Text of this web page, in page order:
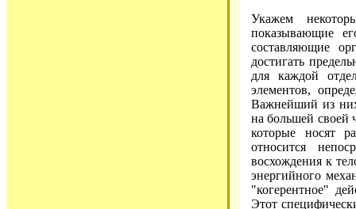
Укажем
показывающие
составляющие
достигать
для каждой
элементов,
Важнейший из них
на большей своей
которые носят
относится
восхождения к
энергийного
"когерентное"
Этот